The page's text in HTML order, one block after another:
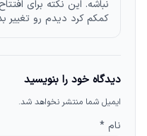
نباشه. این نکته برای
کمکم کرد دیدم رو تغییر
دیدگاه خود را بنویسید
ایمیل شما منتشر نخواهد شد.
نام *